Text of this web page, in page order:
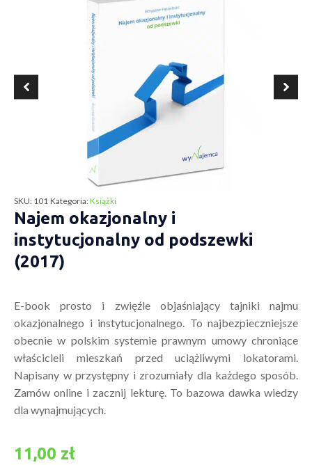
SKU: 101 Kategoria:Książki
Najem okazjonalny i
instytucjonalny od podszewki
(2017)
E-book prosto i zwięźle objaśniający tajniki najmu
okazjonalnego i instytucjonalnego. To najbezpieczniejsze
obecnie w polskim systemie prawnym umowy chroniące
właścicieli mieszkań przed uciążliwymi lokatorami.
Napisany w przystępny i zrozumiały dla każdego sposób.
Zamów online i zacznij lekturę. To bazowa dawka wiedzy
dla wynajmujących.
11,00 zł